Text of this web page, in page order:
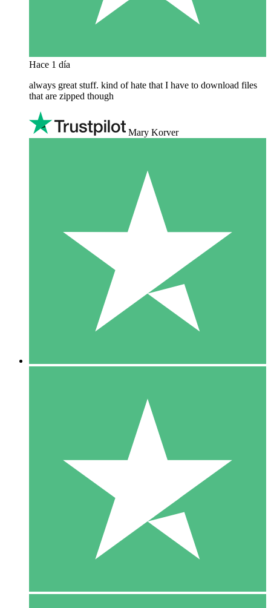
Hace 1 día
always great stuff. kind of hate that I have to download files
that are zipped though
Mary Korver